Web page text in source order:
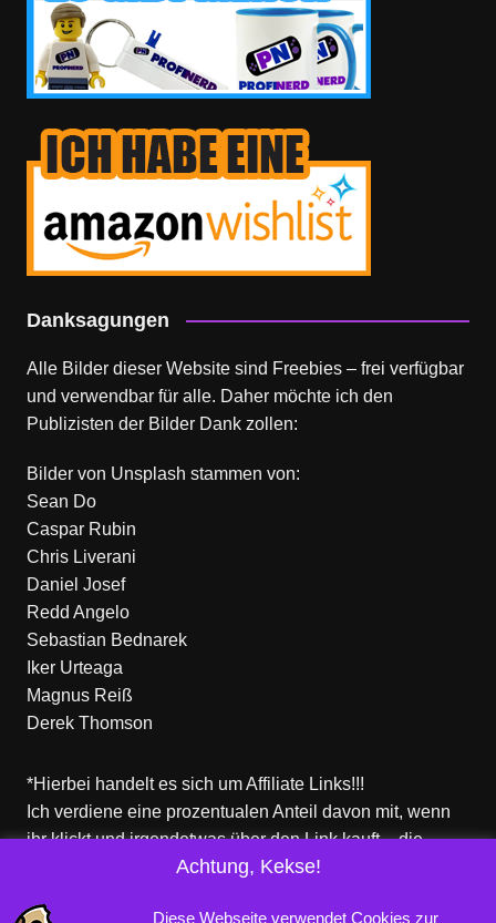
Danksagungen
Alle Bilder dieser Website sind Freebies – frei verfügbar
und verwendbar für alle. Daher möchte ich den
Publizisten der Bilder Dank zollen:
Bilder von Unsplash stammen von:
Sean Do
Caspar Rubin
Chris Liverani
Daniel Josef
Redd Angelo
Sebastian Bednarek
Iker Urteaga
Magnus Reiß
Derek Thomson
*Hierbei handelt es sich um Affiliate Links!!!
Ich verdiene eine prozentualen Anteil davon mit, wenn
ihr klickt und irgendetwas über den Link kauft – die
Produkte dort sind aber nicht von mir!
Achtung, Kekse!
Diese Webseite verwendet Cookies zur